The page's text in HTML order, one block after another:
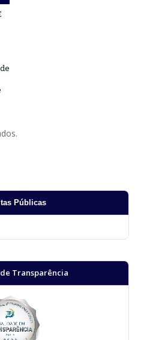
Públicas
Transparência